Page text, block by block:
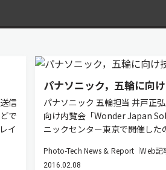
信
で
イ
パナソニック，五輪に向
パナソニック 五輪担当 井戸正
向け内覧会「Wonder Japan
ニックセンター東京で開催した
Photo-Tech News & Report Web記
2016.02.08